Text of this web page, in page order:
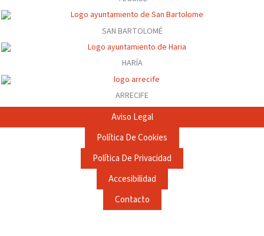
SAN BARTOLOMÉ
HARÍA
ARRECIFE
Aviso Legal
Política De Cookies
Política De Privacidad
Accesibilidad
Contacto